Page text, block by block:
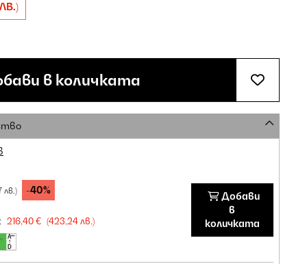
в количката
лв.) -40%
216,40 € (423,24 лв.)
Добави
в
количката